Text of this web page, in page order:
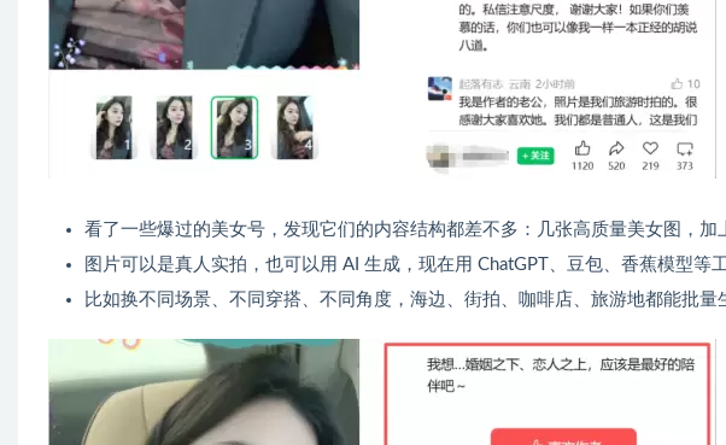
看了一些爆过的美女号，发现它们的内容结构都差不多：几张高质量美女图，
图片可以是真人实拍，也可以用 AI 生成，现在用 ChatGPT、豆包、香蕉模型等
比如换不同场景、不同穿搭、不同角度，海边、街拍、咖啡店、旅游地都能批量